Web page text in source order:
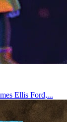
Ellis Ford,...